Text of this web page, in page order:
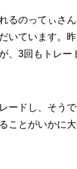
るのってぃさ
いています。
、3回もトレー
ードし、そう
ことがいかに